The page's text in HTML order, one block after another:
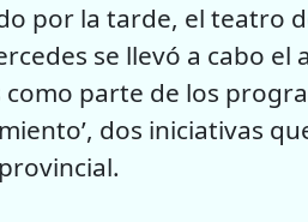
por la tarde, el teatro
se llevó a cabo
parte de los
dos iniciativas